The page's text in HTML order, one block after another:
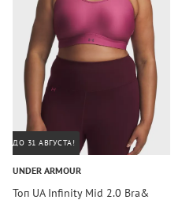
ДО 31 АВГУСТА!
UNDER ARMOUR
Топ UA Infinity Mid 2.0 Bra&